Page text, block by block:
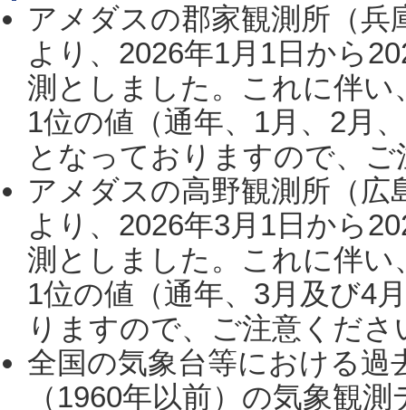
アメダスの郡家観測所（
より、2026年1月1日から
測としました。これに伴い
1位の値（通年、1月、2月
となっておりますので、
アメダスの高野観測所（
より、2026年3月1日から
測としました。これに伴い
1位の値（通年、3月及び4
りますので、ご注意くだ
全国の気象台等における過
（1960年以前）の気象観